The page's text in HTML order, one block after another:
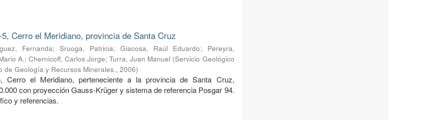
Cerro el Meridiano, provincia de Santa Cruz
Fernanda;Sruoga, Patricia;Giacosa, Raúl Eduardo; Pereyra,
A.; Chernicoff, Carlos Jorge;Turra, Juan Manuel (Servicio Geológico
de Geología y Recursos Minerales.,2006)
Cerro el Meridiano, perteneciente a la provincia de Santa Cruz,
con proyección Gauss-Krüger y sistema de referencia Posgar 94.
y referencias.